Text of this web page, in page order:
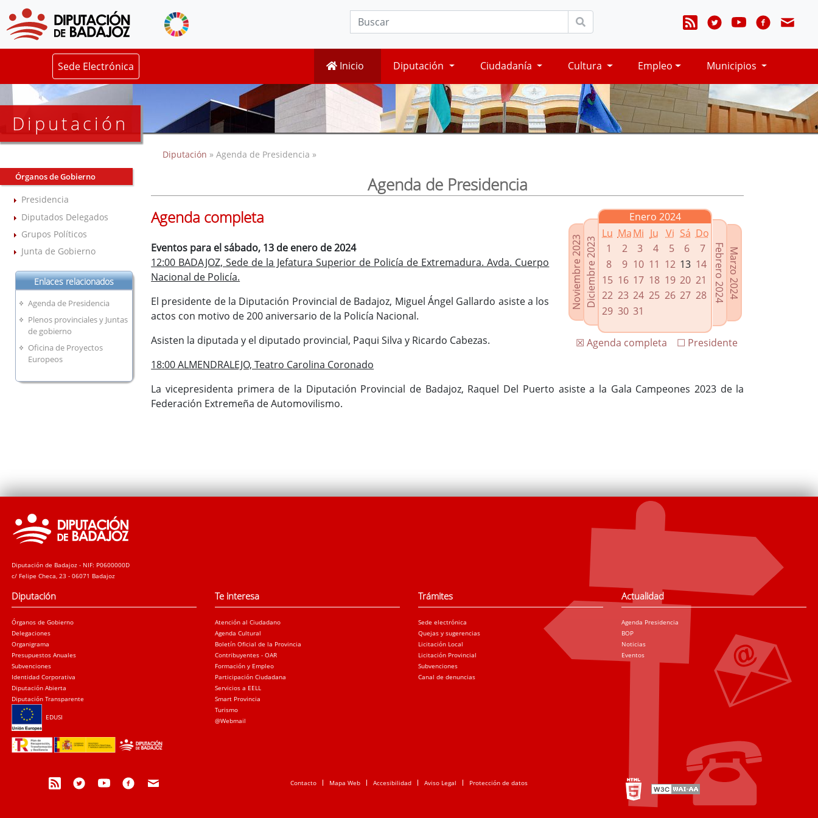
Sede Electrónica Inicio Diputación Ciudadanía Cultura Empleo Municipios
Diputación
Órganos de Gobierno
Presidencia
Diputados Delegados
Grupos Políticos
Junta de Gobierno
Enlaces relacionados
Agenda de Presidencia
Plenos provinciales y Juntas
de gobierno
Oficina de Proyectos
Europeos
Diputación » Agenda de Presidencia »
Agenda de Presidencia
Noviembre 2023Diciembre 2023
Enero 2024
Lu MaMi Ju Vi Sá Do
1
2 3 4 5 6
7
8
9 10 11 12 13 14
15 16 17 18 19 20 21
22 23 24 25 26 27 28
29 30 31
Marzo 2024
Febrero 2024
☐ Presidente
☒ Agenda completa
Agenda completa
Eventos para el sábado, 13 de enero de 2024
12:00 BADAJOZ, Sede de la Jefatura Superior de Policía de Extremadura. Avda. Cuerpo
Nacional de Policía.
El presidente de la Diputación Provincial de Badajoz, Miguel Ángel Gallardo asiste a los
actos con motivo de 200 aniversario de la Policía Nacional.
Asisten la diputada y el diputado provincial, Paqui Silva y Ricardo Cabezas.
18:00 ALMENDRALEJO, Teatro Carolina Coronado
La vicepresidenta primera de la Diputación Provincial de Badajoz, Raquel Del Puerto asiste a la Gala Campeones 2023 de la
Federación Extremeña de Automovilismo.
Diputación de Badajoz - NIF: P0600000D
c/ Felipe Checa, 23 - 06071 Badajoz
Diputación
Órganos de Gobierno
Delegaciones
Organigrama
Presupuestos Anuales
Subvenciones
Identidad Corporativa
Diputación Abierta
Diputación Transparente
EDUSI
Te interesa
Atención al Ciudadano
Agenda Cultural
Boletín Oficial de la Provincia
Contribuyentes - OAR
Formación y Empleo
Participación Ciudadana
Servicios a EELL
Smart Provincia
Turismo
@Webmail
Trámites
Sede electrónica
Quejas y sugerencias
Licitación Local
Licitación Provincial
Subvenciones
Canal de denuncias
Actualidad
Agenda Presidencia
BOP
Noticias
Eventos
Contacto Mapa Web Accesibilidad Aviso Legal Protección de datos